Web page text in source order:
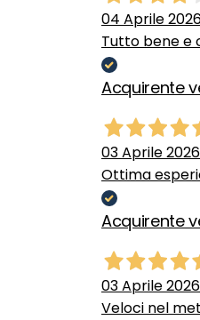
04 Aprile
Tutto bene e
Acquirente
03 Aprile 2026
Ottima
Acquirente
03 Aprile 2026
Veloci nel